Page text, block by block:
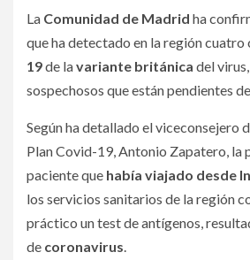
La Comunidad de Madrid ha
que ha detectado en la región cuatro
19de lavariante británica del
sospechosos que están pendientes
Según ha detallado el viceconsejero
Plan Covid-19, Antonio Zapatero, la
paciente que había viajado desde
los servicios sanitarios de la región
práctico un test de antígenos,
de coronavirus.